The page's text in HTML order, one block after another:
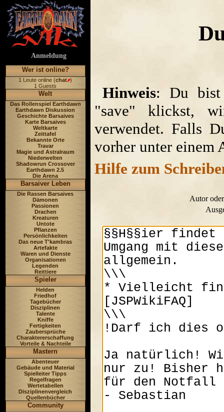
Anmeldung
Wer ist online?
1 Leute online (chat )
1 Guests
Welt
Das Rollenspiel Earthdawn
Earthdawn Diskussion
Geschichte Barsaives
Karte Barsaives
Weltkarte
Zeittafel
Bekannte Orte
Travar
Magie und Astralraum
Niederwelten
Shadowrun Crossover
Earthdawn 2.5
Die Arena
Barsaiver Leben
Die Rassen Barsaives
Dämonen
Passionen
Drachen
Kreaturen
Untote
Pflanzen
Persönlichkeiten
Das neue T'kambras
Artefakte
Waren und Dienste
Organisationen
Legenden
Reittiere
Spieler
Helden
Friedhof
Tagebücher
Disziplinen
Talente
Kniffe
Fertigkeiten
Zaubersprüche
Charaktererschaffung
Vorteile & Nachteile
Mastern
Abenteuer
Gebäude und Material
Spielleiter Tipps
Regelfragen
Wertetabellen
Disziplinenvergleich
Quellenbücher
Community
Hinweis: Du bist
"save" klickst,
verwendet. Falls
vorher unter einem
Hilfe zum
Autor